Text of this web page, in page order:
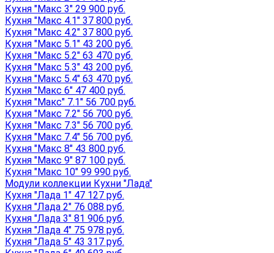
Кухня "Макс 3" 29 900 руб.
Кухня "Макс 4.1" 37 800 руб.
Кухня "Макс 4.2" 37 800 руб.
Кухня "Макс 5.1" 43 200 руб.
Кухня "Макс 5.2" 63 470 руб.
Кухня "Макс 5.3" 43 200 руб.
Кухня "Макс 5.4" 63 470 руб.
Кухня "Макс 6" 47 400 руб.
Кухня "Макс" 7.1" 56 700 руб.
Кухня "Макс 7.2" 56 700 руб.
Кухня "Макс 7.3" 56 700 руб.
Кухня "Макс 7.4" 56 700 руб.
Кухня "Макс 8" 43 800 руб.
Кухня "Макс 9" 87 100 руб.
Кухня "Макс 10" 99 990 руб.
Модули коллекции Кухни "Лада"
Кухня "Лада 1" 47 127 руб.
Кухня "Лада 2" 76 088 руб.
Кухня "Лада 3" 81 906 руб.
Кухня "Лада 4" 75 978 руб.
Кухня "Лада 5" 43 317 руб.